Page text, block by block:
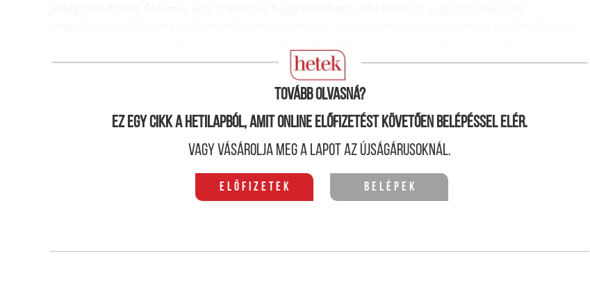
parlamentáris többség megszerzése?Üdvözlettel: Frechet Tímea
Tovább olvasná?
Ez egy cikk a hetilapból, amit online előfizetést követően belépéssel elér.
Vagy vásárolja meg a lapot az újságárusoknál.
Előfizetek Belépek